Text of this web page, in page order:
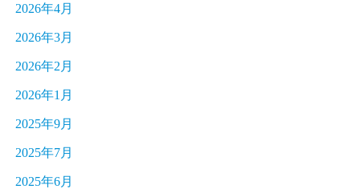
2026年4月
2026年3月
2026年2月
2026年1月
2025年9月
2025年7月
2025年6月